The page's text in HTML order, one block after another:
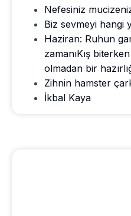
Nefesiniz
Biz sevmeyi hangi
Haziran: Ruhun
zamanıKış
olmadan bir
Zihnin hamster
İkbal Kaya